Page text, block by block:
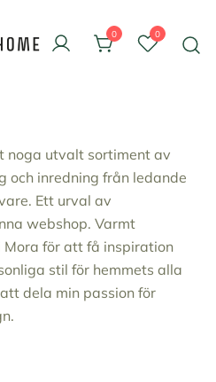
0 0
noga utvalt sortiment av
och inredning från ledande
Ett urval av
webshop. Varmt
för att få inspiration
stil för hemmets alla
dela min passion för